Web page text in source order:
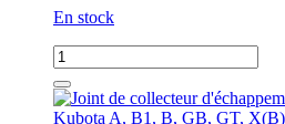
A15,
A17,...,
GB20,
moteur
D905,
D1005,
En stock
quantité
de
Joint
de